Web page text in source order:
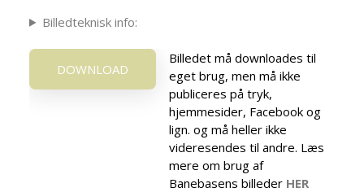
Billedteknisk info:
DOWNLOAD
Billedet må downloades til
eget brug, men må ikke
publiceres på tryk,
hjemmesider, Facebook og
lign. og må heller ikke
videresendes til andre. Læs
mere om brug af
Banebasens billeder HER